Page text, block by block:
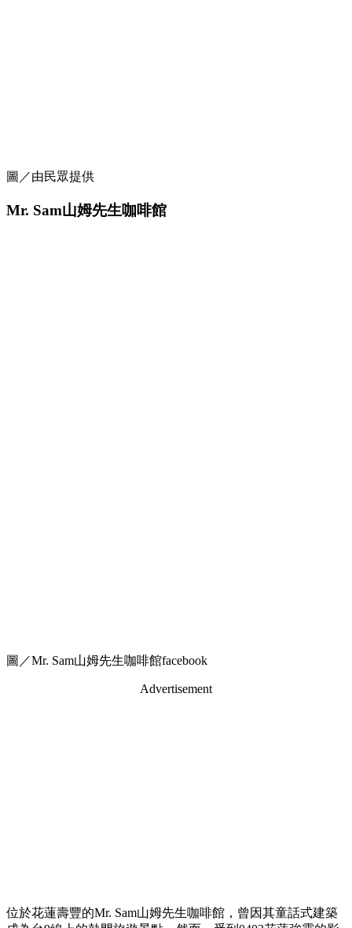
圖／由民眾提供
Mr. Sam山姆先生咖啡館
圖／Mr. Sam山姆先生咖啡館facebook
Advertisement
位於花蓮壽豐的Mr. Sam山姆先生咖啡館，曾因其童話式建築